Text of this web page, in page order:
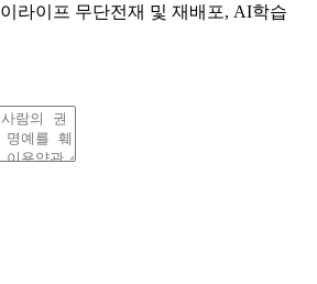
라이프 무단전재 및 재배포, AI학습